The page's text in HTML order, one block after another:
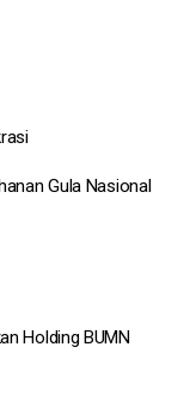
Gula Nasional
Holding BUMN